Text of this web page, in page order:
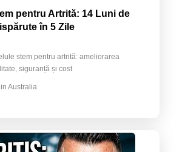
pentru Artrită: 14 Luni de
în 5 Zile
stem pentru artrită: ameliorarea
siguranță și cost
Australia